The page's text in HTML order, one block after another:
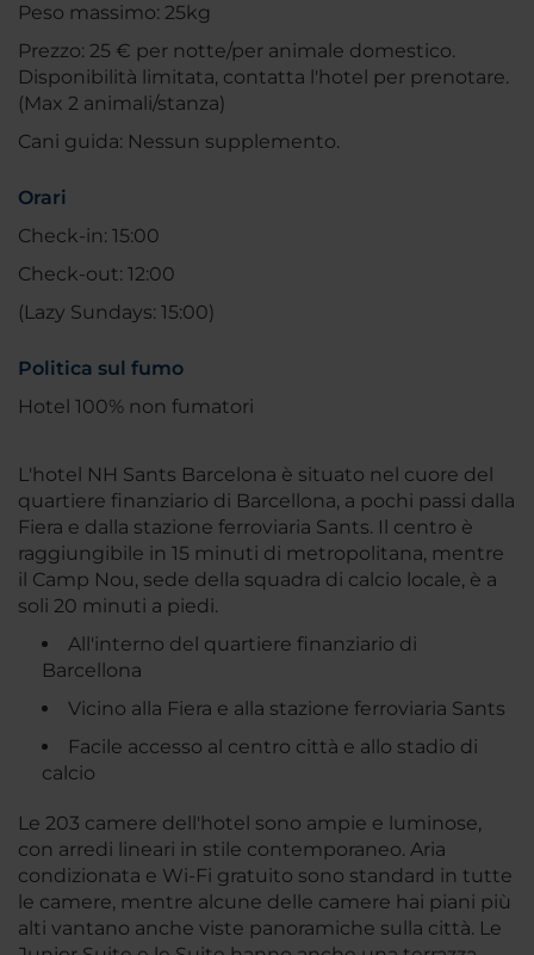
Peso massimo: 25kg
Prezzo: 25 € per notte/per animale domestico.
Disponibilità limitata, contatta l'hotel per prenotare.
(Max 2 animali/stanza)
Cani guida: Nessun supplemento.
Orari
Check-in: 15:00
Check-out: 12:00
(Lazy Sundays: 15:00)
Politica sul fumo
Hotel 100% non fumatori
L'hotel NH Sants Barcelona è situato nel cuore del
quartiere finanziario di Barcellona, a pochi passi dalla
Fiera e dalla stazione ferroviaria Sants. Il centro è
raggiungibile in 15 minuti di metropolitana, mentre
il Camp Nou, sede della squadra di calcio locale, è a
soli 20 minuti a piedi.
All'interno del quartiere finanziario di
Barcellona
Vicino alla Fiera e alla stazione ferroviaria Sants
Facile accesso al centro città e allo stadio di
calcio
Le 203 camere dell'hotel sono ampie e luminose,
con arredi lineari in stile contemporaneo. Aria
condizionata e Wi-Fi gratuito sono standard in tutte
le camere, mentre alcune delle camere hai piani più
alti vantano anche viste panoramiche sulla città. Le